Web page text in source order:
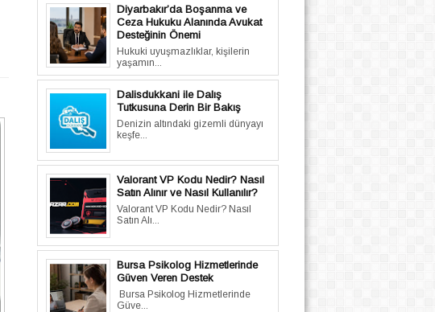
Diyarbakır’da Boşanma ve
Ceza Hukuku Alanında Avukat
Desteğinin Önemi
Hukuki uyuşmazlıklar, kişilerin
yaşamın...
Dalisdukkani ile Dalış
Tutkusuna Derin Bir Bakış
Denizin altındaki gizemli dünyayı
keşfe...
Valorant VP Kodu Nedir? Nasıl
Satın Alınır ve Nasıl Kullanılır?
Valorant VP Kodu Nedir? Nasıl
Satın Alı...
Bursa Psikolog Hizmetlerinde
Güven Veren Destek
Bursa Psikolog Hizmetlerinde
Güve...